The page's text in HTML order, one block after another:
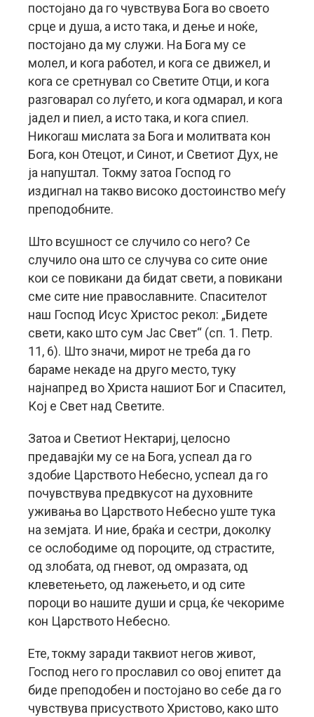
постојано да го чувствува Бога во своето
срце и душа, а исто така, и дење и ноќе,
постојано да му служи. На Бога му се
молел, и кога работел, и кога се движел, и
кога се сретнувал со Светите Отци, и кога
разговарал со луѓето, и кога одмарал, и кога
јадел и пиел, а исто така, и кога спиел.
Никогаш мислата за Бога и молитватa кон
Богa, кон Отецот, и Синот, и Светиот Дух, не
ја напуштал. Токму затоа Господ го
издигнал на такво високо достоинство меѓу
преподобните.
Што всушност се случило со него? Се
случило она што се случува со сите оние
кои се повикани да бидат свети, а повикани
сме сите ние православните. Спасителот
наш Господ Исус Христос рекол: „Бидете
свети, како што сум Јас Свет“ (сп. 1. Петр.
11, 6). Што значи, мирот не треба да го
бараме некаде на друго место, туку
најнапред во Христа нашиот Бог и Спасител,
Кој е Свет над Светите.
Затоа и Светиот Нектариј, целосно
предавајќи му се на Бога, успеал да го
здобие Царството Небесно, успеал да го
почувствува предвкусот на духовните
уживања во Царството Небесно уште тука
на земјата. И ние, браќа и сестри, доколку
се ослободиме од пороците, од страстите,
од злобата, од гневот, од омразата, од
клеветењето, од лажењето, и од сите
пороци во нашите души и срца, ќе чекориме
кон Царството Небесно.
Ете, токму заради таквиот негов живот,
Господ него го прославил со овој епитет да
биде преподобен и постојано во себе да го
чувствува присуството Христово, како што